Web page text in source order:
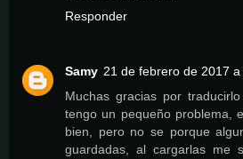
Responder
Samy 21 de febrero de 2017 a
Muchas gracias por
tengo un pequeño problema,
bien, pero no se porque
guardadas, al cargarlas me